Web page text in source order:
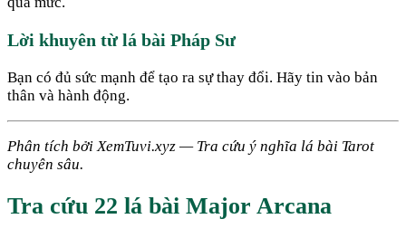
Lời khuyên từ lá bài Pháp Sư
Bạn có đủ sức mạnh để tạo ra sự thay đổi. Hãy tin vào bản
thân và hành động.
Phân tích bởi XemTuvi.xyz — Tra cứu ý nghĩa lá bài Tarot
chuyên sâu.
Tra cứu 22 lá bài Major Arcana